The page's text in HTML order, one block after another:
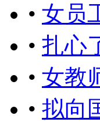
• 女员
• 扎心
• 女教
• 拟向